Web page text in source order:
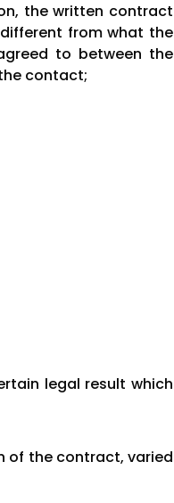
the written contract
from what the
to between the
contact;
legal result which
of the contract, varied